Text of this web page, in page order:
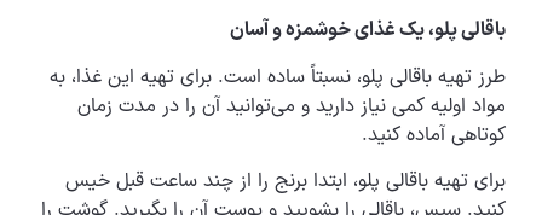
باقالی پلو، یک غذای خوشمزه و آسان
طرز تهیه باقالی پلو، نسبتاً ساده است. برای تهیه این غذا، به
مواد اولیه کمی نیاز دارید و می‌توانید آن را در مدت زمان
کوتاهی آماده کنید.
برای تهیه باقالی پلو، ابتدا برنج را از چند ساعت قبل خیس